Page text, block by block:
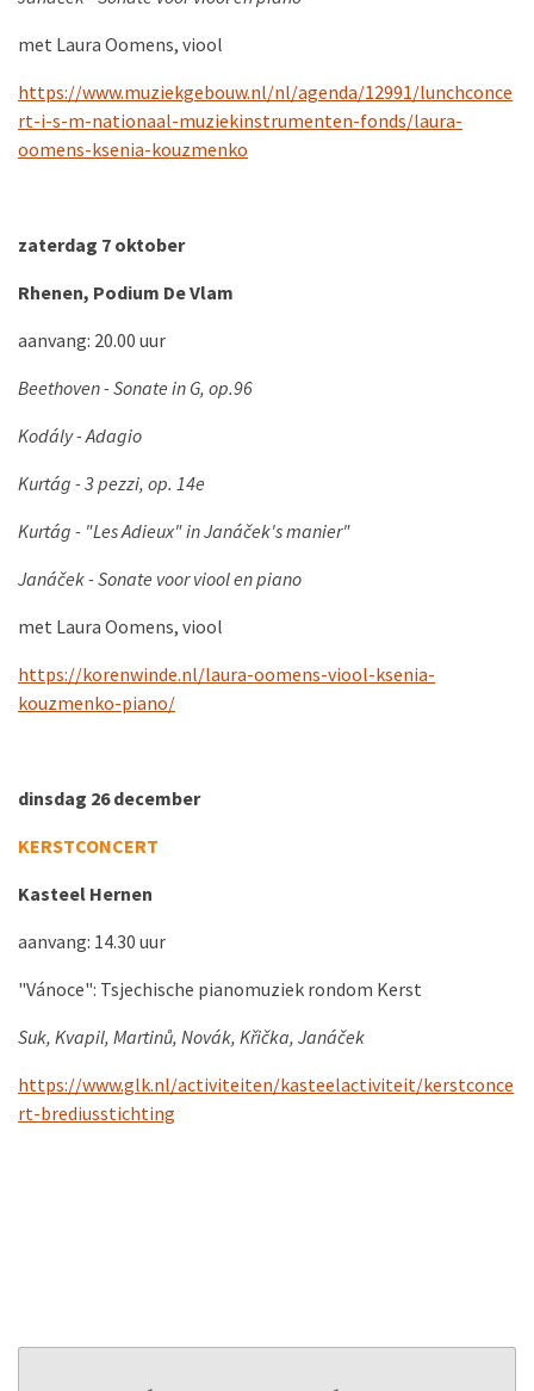
met Laura Oomens, viool
https://www.muziekgebouw.nl/nl/agenda/12991/lunchconce
rt-i-s-m-nationaal-muziekinstrumenten-fonds/laura-
oomens-ksenia-kouzmenko
zaterdag 7 oktober
Rhenen, Podium De Vlam
aanvang: 20.00 uur
Beethoven - Sonate in G, op.96
Kodály - Adagio
Kurtág - 3 pezzi, op. 14e
Kurtág - "Les Adieux" in Janáček's manier"
Janáček - Sonate voor viool en piano
met Laura Oomens, viool
https://korenwinde.nl/laura-oomens-viool-ksenia-
kouzmenko-piano/
dinsdag 26 december
KERSTCONCERT
Kasteel Hernen
aanvang: 14.30 uur
"Vánoce": Tsjechische pianomuziek rondom Kerst
Suk, Kvapil, Martinů, Novák, Křička, Janáček
https://www.glk.nl/activiteiten/kasteelactiviteit/kerstconce
rt-brediusstichting